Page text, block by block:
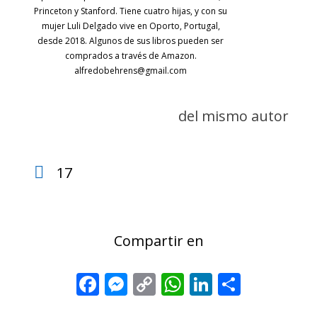
Princeton y Stanford. Tiene cuatro hijas, y con su
mujer Luli Delgado vive en Oporto, Portugal,
desde 2018. Algunos de sus libros pueden ser
comprados a través de Amazon.
alfredobehrens@gmail.com
del mismo autor
17
Compartir en
Facebook
Messenger
CopyWhatsApp
LinkedIn